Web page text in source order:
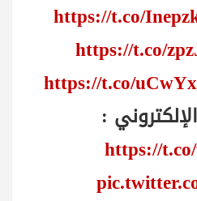
https://t.co/
https://t.co/
https://t.co/
:
https://